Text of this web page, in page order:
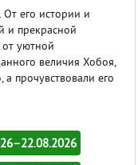
От его истории и
и прекрасной
уютной
величия Хобоя,
прочувствовали его